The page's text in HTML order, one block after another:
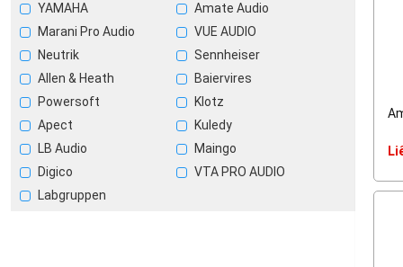
YAMAHA
Amate Audio
Marani Pro Audio
VUE AUDIO
Neutrik
Sennheiser
Allen & Heath
Baiervires
Powersoft
Klotz
Apect
Kuledy
LB Audio
Maingo
Digico
VTA PRO AUDIO
Labgruppen